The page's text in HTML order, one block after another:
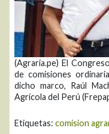
(Agraria.pe) El
de comisiones
dicho marco, Raúl
Agrícola del Perú
Etiquetas: comision